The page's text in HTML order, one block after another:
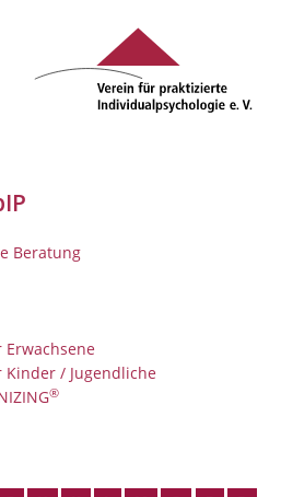
Beratung
/ Jugendliche
®